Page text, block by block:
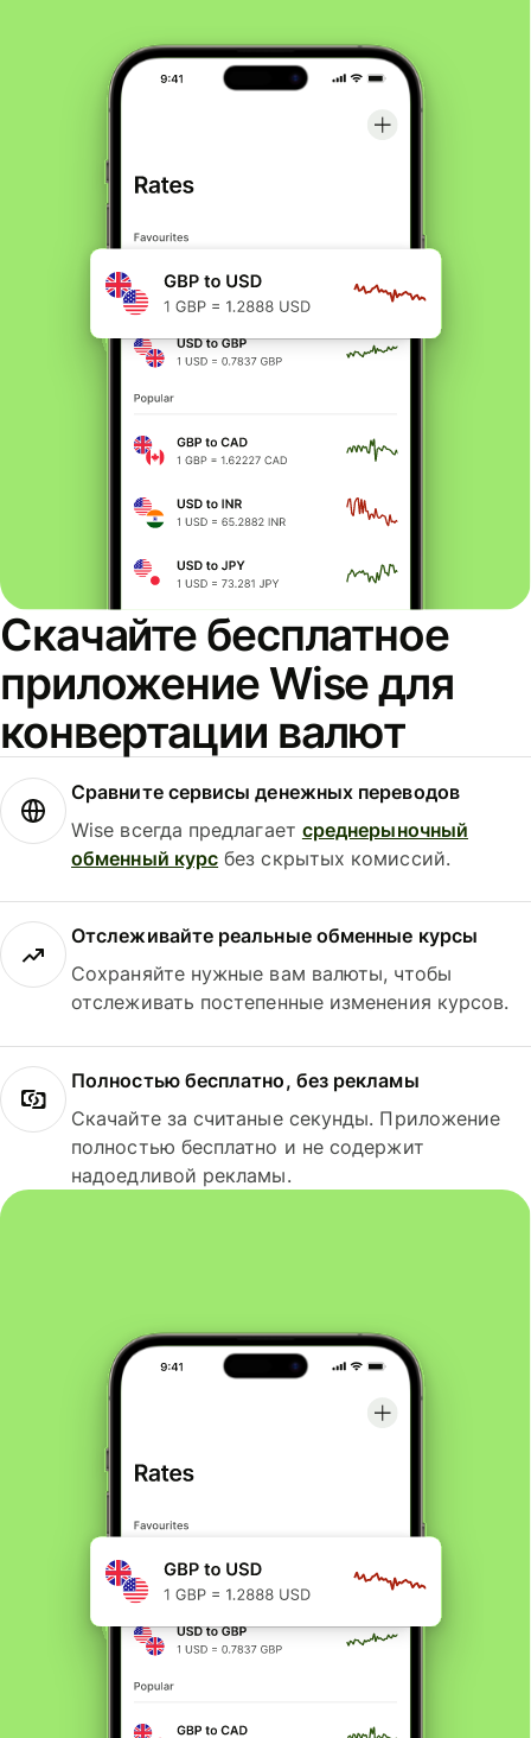
Скачайте бесплатное
приложение Wise для
конвертации валют
Сравните сервисы денежных переводов
Wise всегда предлагает среднерыночный
обменный курс без скрытых комиссий.
Отслеживайте реальные обменные курсы
Сохраняйте нужные вам валюты, чтобы
отслеживать постепенные изменения курсов.
Полностью бесплатно, без рекламы
Скачайте за считаные секунды. Приложение
полностью бесплатно и не содержит
надоедливой рекламы.